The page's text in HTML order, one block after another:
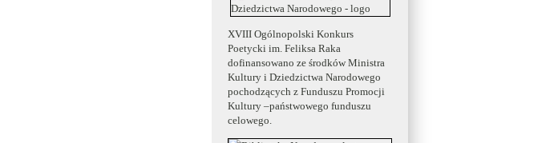
XVIII Ogólnopolski Konkurs
Poetycki im. Feliksa Raka
dofinansowano ze środków Ministra
Kultury i Dziedzictwa Narodowego
pochodzących z Funduszu Promocji
Kultury –państwowego funduszu
celowego.